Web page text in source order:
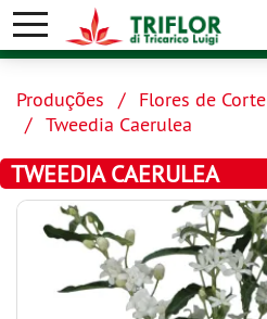
Produções Flores de Corte
Tweedia Caerulea
TWEEDIA CAERULEA